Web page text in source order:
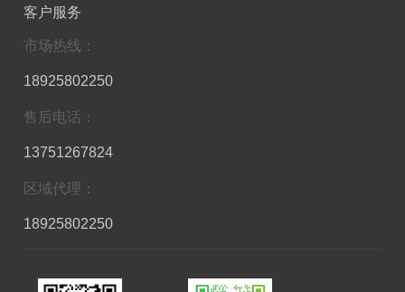
客户服务
市场热线：
18925802250
售后电话：
13751267824
区域代理：
18925802250